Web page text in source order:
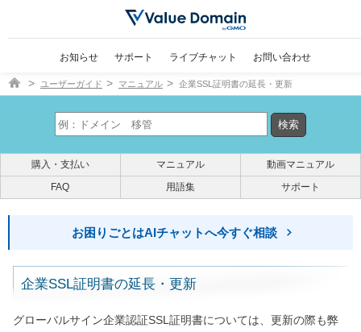
お知らせ サポート ライブチャット お問い合わせ
ドメイン取得ならバリュードメイン
ユーザーガイド マニュアル 企業SSL証明書の延長・更新
購入・支払い マニュアル
動画マニュアル
FAQ
用語集 サポート
お困りごとはAIチャットへ今すぐ相談
企業SSL証明書の延長・更新
グローバルサイン企業認証SSL証明書については、更新の際も弊